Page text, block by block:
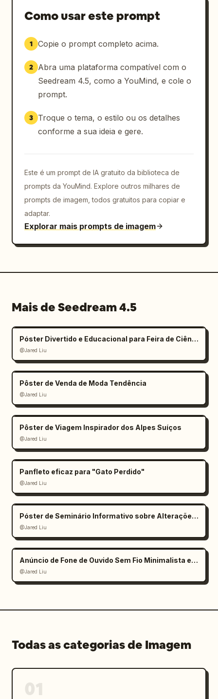
Como usar este prompt
1 Copie o prompt completo acima.
2
Abra uma plataforma compatível com o
Seedream 4.5, como a YouMind, e cole o
prompt.
3
Troque o tema, o estilo ou os detalhes
conforme a sua ideia e gere.
Este é um prompt de IA gratuito da biblioteca de
prompts da YouMind. Explore outros milhares de
prompts de imagem, todos gratuitos para copiar e
adaptar.
Explorar mais prompts de imagem
Mais de Seedream 4.5
Póster Divertido e Educacional para Feira de Ciências Infantil
@Jared Liu
Pôster de Venda de Moda Tendência
@Jared Liu
Pôster de Viagem Inspirador dos Alpes Suíços
@Jared Liu
Panfleto eficaz para "Gato Perdido"
@Jared Liu
Póster de Seminário Informativo sobre Alterações Climáticas
@Jared Liu
Anúncio de Fone de Ouvido Sem Fio Minimalista e Elegante
@Jared Liu
Todas as categorias de Imagem